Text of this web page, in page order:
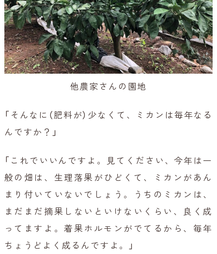
他農家さんの園地
「そんなに（肥料が）少なくて、ミカンは毎年なる
んですか？」
「これでいいんですよ。見てください、今年は一
般の畑は、生理落果がひどくて、ミカンがあん
まり付いていないでしょう。うちのミカンは、
まだまだ摘果しないといけないくらい、良く成
ってますよ。着果ホルモンがでてるから、毎年
ちょうどよく成るんですよ。」